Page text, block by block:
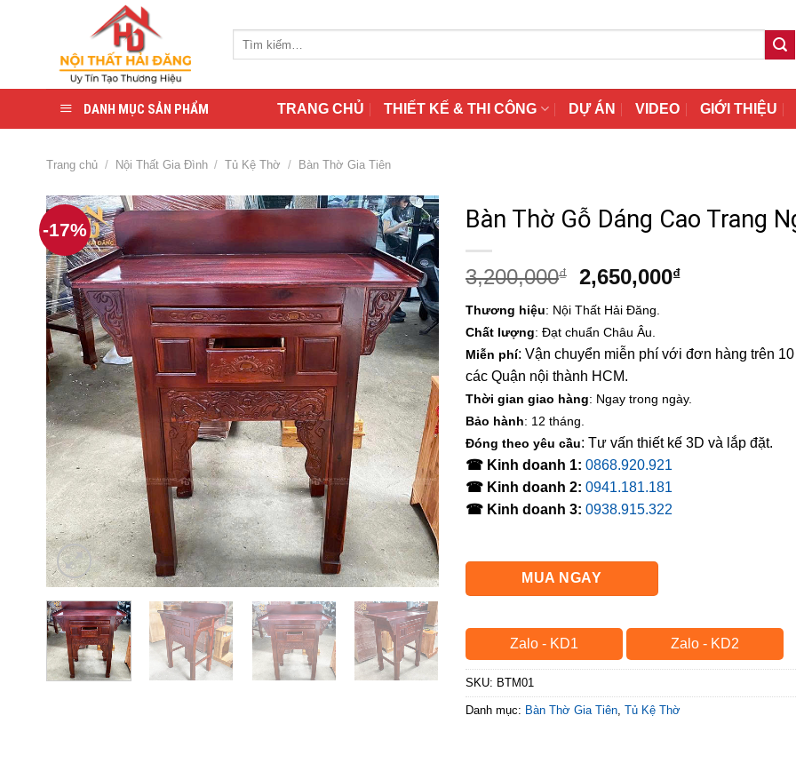
DANH MỤC SẢN PHẨM TRANG CHỦ THIẾT KẾ & THI CÔNG DỰ ÁN VIDEO GIỚI THIỆU
Trang chủ / Nội Thất Gia Đình / Tủ Kệ Thờ / Bàn Thờ Gia Tiên
-17% Bàn Thờ Gỗ Dáng Cao Trang
3,200,000₫
Giá
là:
3,200,000₫.
2,650,000₫Giá
2,650,000₫.
Thương hiệu: Nội Thất Hải Đăng.
Chất lượng: Đạt chuẩn Châu Âu.
Miễn phí: Vận chuyển miễn phí với đơn hàng trên 10
các Quận nội thành HCM.
Thời gian giao hàng: Ngay trong ngày.
Bảo hành: 12 tháng.
Đóng theo yêu cầu: Tư vấn thiết kế 3D và lắp đặt.
☎ Kinh doanh 1: 0868.920.921
☎ Kinh doanh 2: 0941.181.181
☎ Kinh doanh 3: 0938.915.322
MUA NGAY
Zalo - KD1 Zalo - KD2
SKU: BTM01
Danh mục: Bàn Thờ Gia Tiên Tủ Kệ Thờ